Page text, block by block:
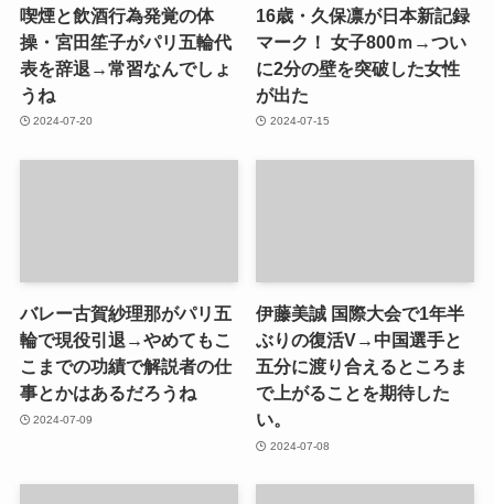
喫煙と飲酒行為発覚の体
操・宮田笙子がパリ五輪代
表を辞退→常習なんでしょ
うね
2024-07-20
16歳・久保凛が日本新記録
マーク！ 女子800ｍ→つい
に2分の壁を突破した女性
が出た
2024-07-15
バレー古賀紗理那がパリ五
輪で現役引退→やめてもこ
こまでの功績で解説者の仕
事とかはあるだろうね
2024-07-09
伊藤美誠 国際大会で1年半
ぶりの復活V→中国選手と
五分に渡り合えるところま
で上がることを期待した
い。
2024-07-08